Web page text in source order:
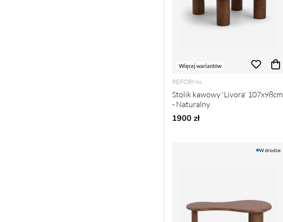
Więcej wariantów
REFORMA
Stolik kawowy 'Livora' 107x98cm
- Naturalny
1900 zł
W drodze